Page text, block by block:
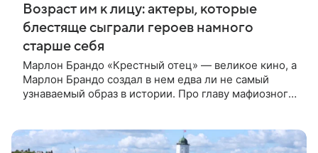
Возраст им к лицу: актеры, которые
блестяще сыграли героев намного
старше себя
Марлон Брандо «Крестный отец» — великое кино, а
Марлон Брандо создал в нем едва ли не самый
узнаваемый образ в истории. Про главу мафиозного